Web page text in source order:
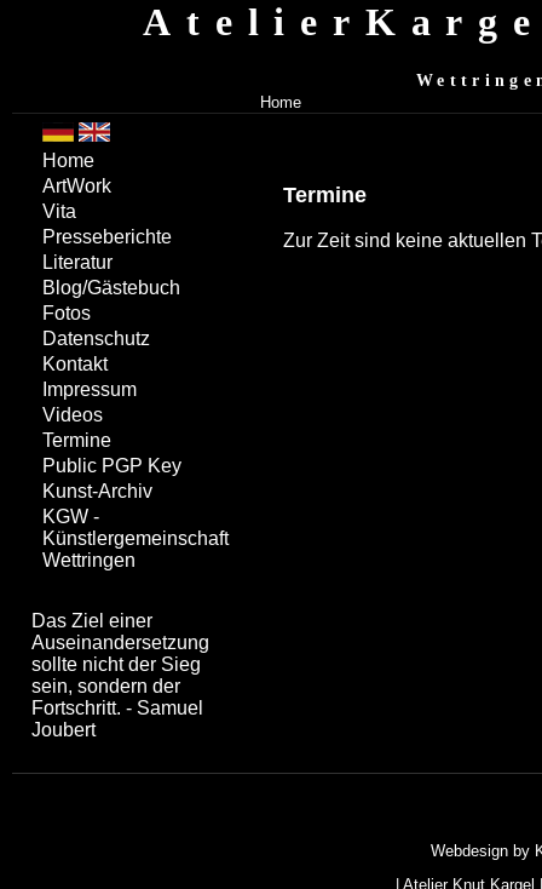
Home
Termine
Zur Zeit sind keine aktuellen
Home
ArtWork
Vita
Presseberichte
Literatur
Blog/Gästebuch
Fotos
Datenschutz
Kontakt
Impressum
Videos
Termine
Public PGP Key
Kunst-Archiv
KGW -
Künstlergemeinschaft
Wettringen
Das Ziel einer
Auseinandersetzung
sollte nicht der Sieg
sein, sondern der
Fortschritt. - Samuel
Joubert
Webdesign by
|Atelier Knut Kargel